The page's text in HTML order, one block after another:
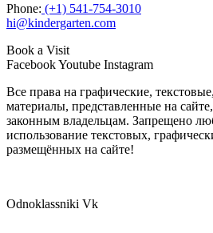
Phone: (+1) 541-754-3010
hi@kindergarten.com
Book a Visit
FacebookYoutube Instagram
Все права на графические,
материалы, представленные на
законным владельцам. Запрещено
использование текстовых,
размещённых на сайте!
Odnoklassniki Vk